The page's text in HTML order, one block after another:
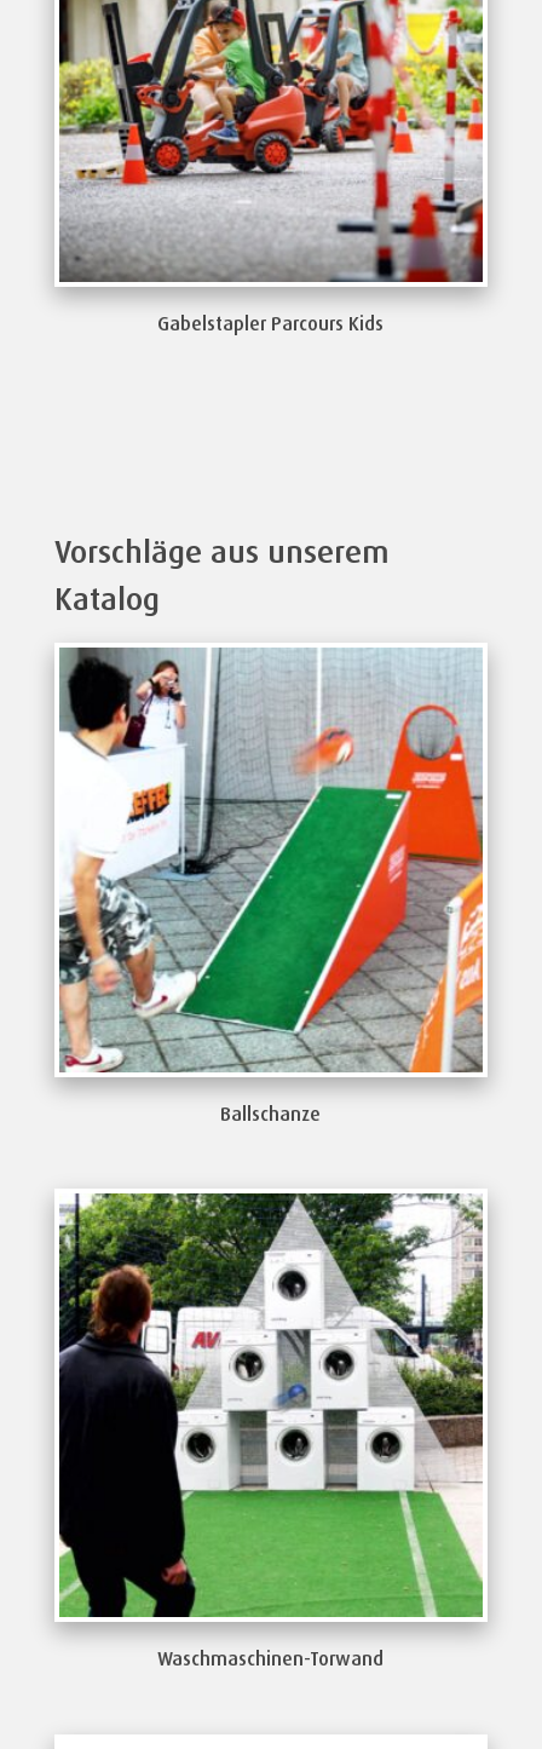
Gabelstapler Parcours Kids
Vorschläge aus unserem
Katalog
Ballschanze
Waschmaschinen-Torwand